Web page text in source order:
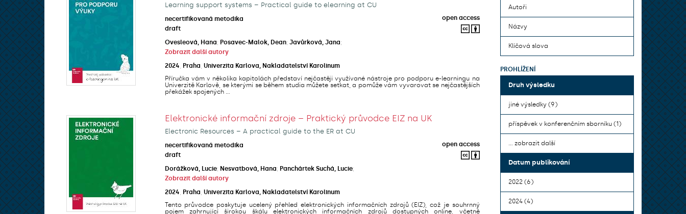
Learning support systems – Practical guide to elearning at CU
necertifikovaná metodika
open access
draft
Ovesleová, Hana; Posavec-Malok, Dean; Javůrková, Jana;
Zobrazit další autory
2024
Praha Univerzita Karlova, Nakladatelství Karolinum
Příručka vám v několika kapitolách představí nejčastěji využívané nástroje pro podporu e-learningu na
Univerzitě Karlově, se kterými se během studia můžete setkat, a pomůže vám vyvarovat se nejčastějších
překážek spojených ...
Elektronické informační zdroje – Praktický průvodce EIZ na UK
Electronic Resources – A practical guide to the ER at CU
necertifikovaná metodika
open access
draft
Dorážková, Lucie; Nesvatbová, Hana; Panchártek Suchá, Lucie;
Zobrazit další autory
2024
Praha Univerzita Karlova, Nakladatelství Karolinum
Tento průvodce poskytuje ucelený přehled elektronických informačních zdrojů (EIZ), což je souhrnný
pojem zahrnující širokou škálu elektronických informačních zdrojů dostupných online, včetně
Autoři
Názvy
Klíčová slova
PROHLÍŽENÍ
Druh výsledku
jiné výsledky (9)
příspěvek v konferenčním sborníku (1)
... zobrazit další
Datum publikování
2022 (6)
2024 (4)